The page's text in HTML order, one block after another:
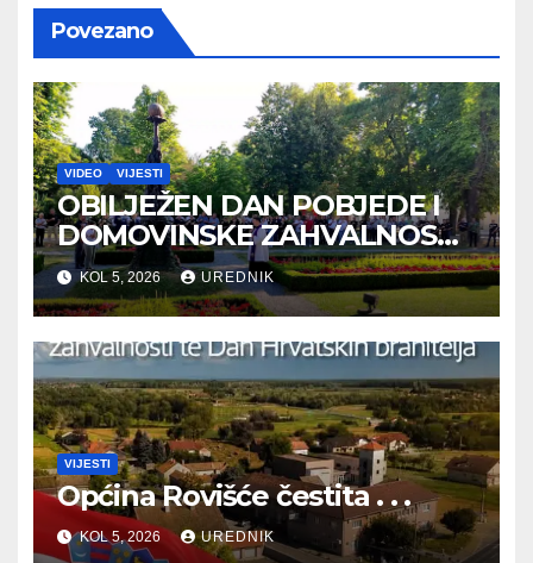
Povezano
VIDEO VIJESTI
OBILJEŽEN DAN POBJEDE I
DOMOVINSKE ZAHVALNOSTI
TE DAN HRVATSKIH
BRANITELJA
KOL 5, 2026 UREDNIK
VIJESTI
Općina Rovišće čestita . . .
KOL 5, 2026 UREDNIK